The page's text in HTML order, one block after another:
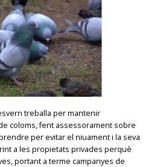
treballa per mantenir
coloms, fent assessorament sobre
per evitar el niuament i la seva
a les propietats privades perquè
portant a terme campanyes de